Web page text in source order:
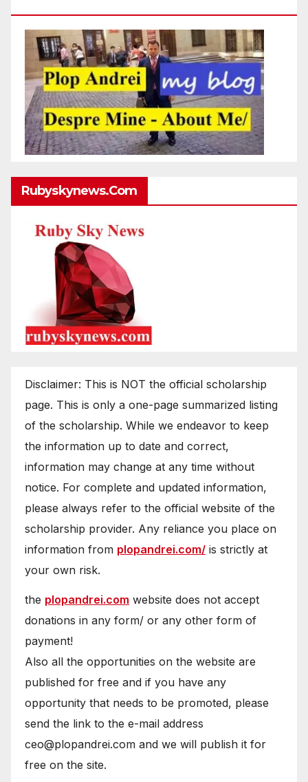
Rubyskynews.com
Disclaimer: This is NOT the official scholarship
page. This is only a one-page summarized listing
of the scholarship. While we endeavor to keep
the information up to date and correct,
information may change at any time without
notice. For complete and updated information,
please always refer to the official website of the
scholarship provider. Any reliance you place on
information from plopandrei.com/ is strictly at
your own risk.
the plopandrei.com website does not accept
donations in any form/ or any other form of
payment!
Also all the opportunities on the website are
published for free and if you have any
opportunity that needs to be promoted, please
send the link to the e-mail address
ceo@plopandrei.com and we will publish it for
free on the site.